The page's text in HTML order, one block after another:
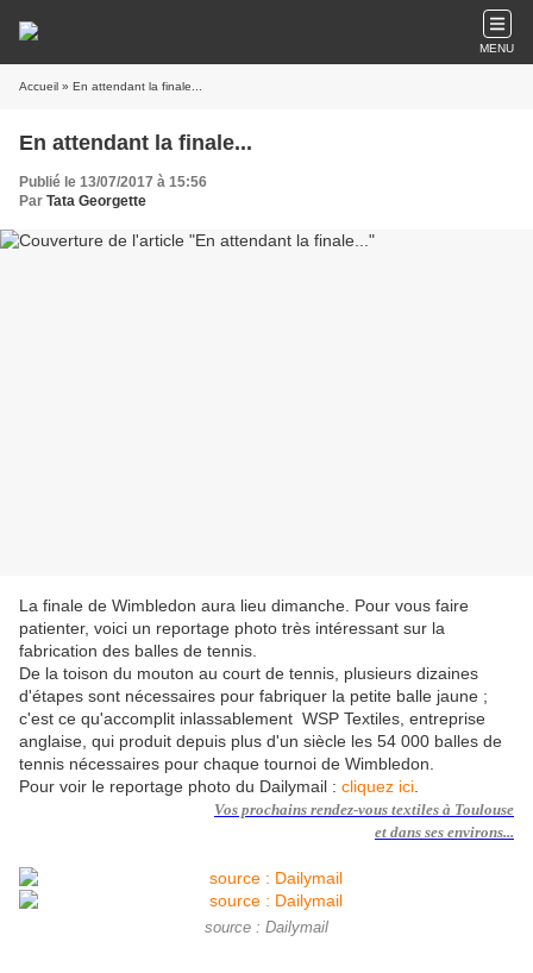
MENU
Accueil » En attendant la finale...
En attendant la finale...
Publié le 13/07/2017 à 15:56
Par Tata Georgette
La finale de Wimbledon aura lieu dimanche. Pour vous faire
patienter, voici un reportage photo très intéressant sur la
fabrication des balles de tennis.
De la toison du mouton au court de tennis, plusieurs dizaines
d'étapes sont nécessaires pour fabriquer la petite balle jaune ;
c'est ce qu'accomplit inlassablement WSP Textiles, entreprise
anglaise, qui produit depuis plus d'un siècle les 54 000 balles de
tennis nécessaires pour chaque tournoi de Wimbledon.
Pour voir le reportage photo du Dailymail : cliquez ici
Vos prochains rendez-vous textiles à Toulouse
et dans ses environs...
source : Dailymail